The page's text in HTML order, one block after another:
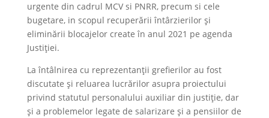
urgente din cadrul MCV si PNRR, precum si cele
bugetare, in scopul recuperării întârzierilor și
eliminării blocajelor create în anul 2021 pe agenda
Justiției.
La întâlnirea cu reprezentanții grefierilor au fost
discutate și reluarea lucrărilor asupra proiectului
privind statutul personalului auxiliar din justiție, dar
și a problemelor legate de salarizare și a pensiilor de